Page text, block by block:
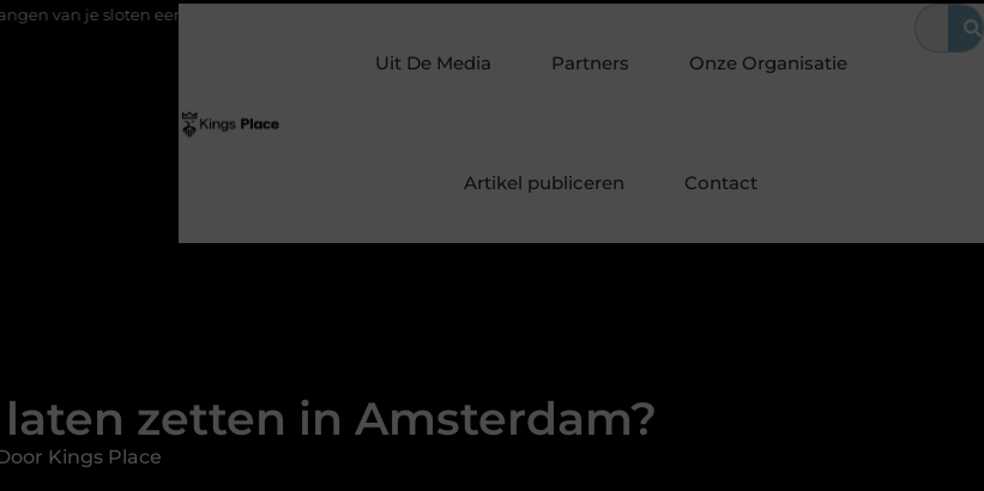
een slimme eerste stap is Hoe bouw je een SEO-vriendelijke
Uit De Media Partners Onze Organisatie
Artikel publiceren Contact
zetten in Amsterdam?
Kings Place